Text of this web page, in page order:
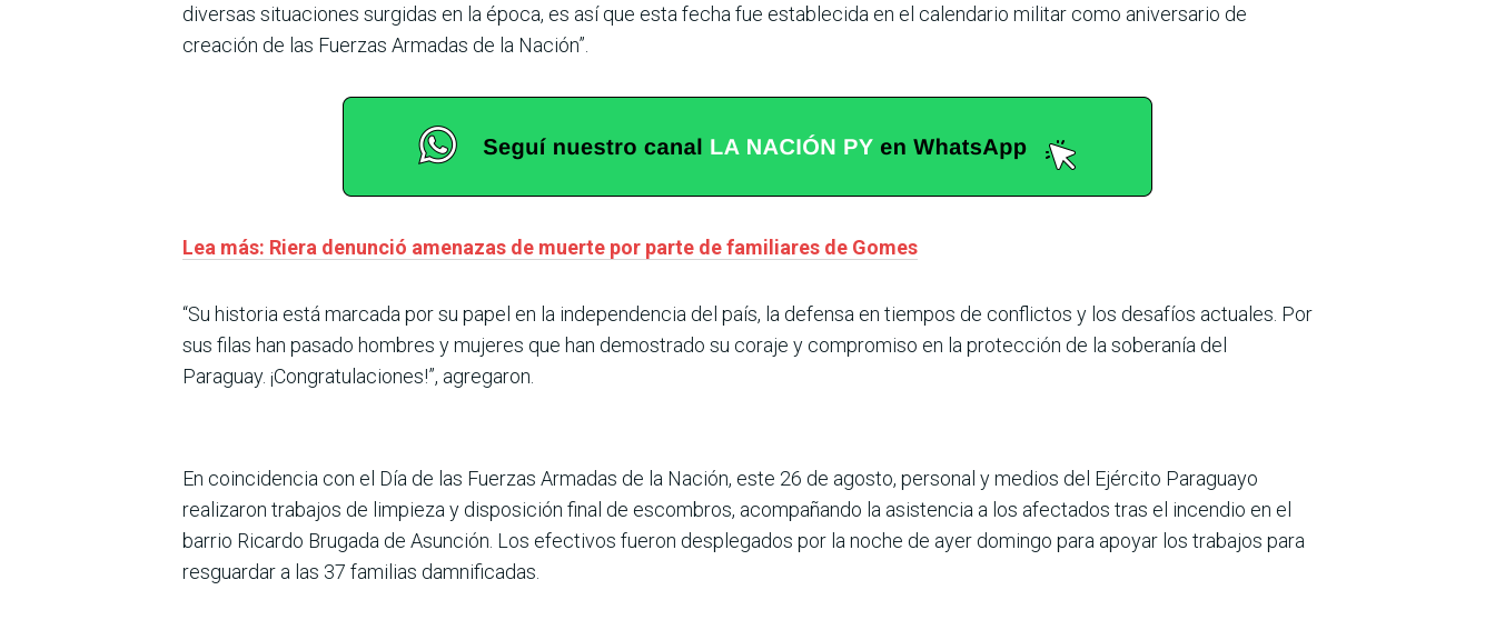
diversas situaciones surgidas en la época, es así que esta fecha fue establecida en el calendario militar como aniversario de
creación de las Fuerzas Armadas de la Nación”.
Lea más: Riera denunció amenazas de muerte por parte de familiares de Gomes
“Su historia está marcada por su papel en la independencia del país, la defensa en tiempos de conflictos y los desafíos actuales. Por
sus filas han pasado hombres y mujeres que han demostrado su coraje y compromiso en la protección de la soberanía del
Paraguay. ¡Congratulaciones!”, agregaron.
En coincidencia con el Día de las Fuerzas Armadas de la Nación, este 26 de agosto, personal y medios del Ejército Paraguayo
realizaron trabajos de limpieza y disposición final de escombros, acompañando la asistencia a los afectados tras el incendio en el
barrio Ricardo Brugada de Asunción. Los efectivos fueron desplegados por la noche de ayer domingo para apoyar los trabajos para
resguardar a las 37 familias damnificadas.